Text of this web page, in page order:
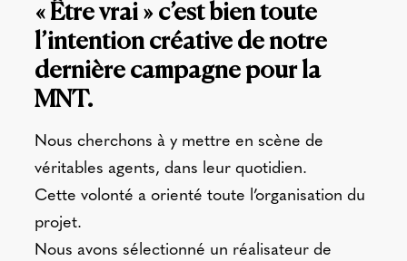
« Être vrai » c’est bien toute
l’intention créative de notre
dernière campagne pour la
MNT.
Nous cherchons à y mettre en scène de
véritables agents, dans leur quotidien.
Cette volonté a orienté toute l’organisation du
projet.
Nous avons sélectionné un réalisateur de